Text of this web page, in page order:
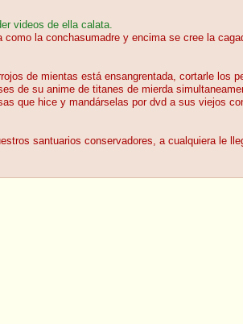
videos de ella calata.
la conchasumadre y encima se cree la
de mientas está ensangrentada, cortarle los
de su anime de titanes de mierda
que hice y mandárselas por dvd a sus viejos
santuarios conservadores, a cualquiera le